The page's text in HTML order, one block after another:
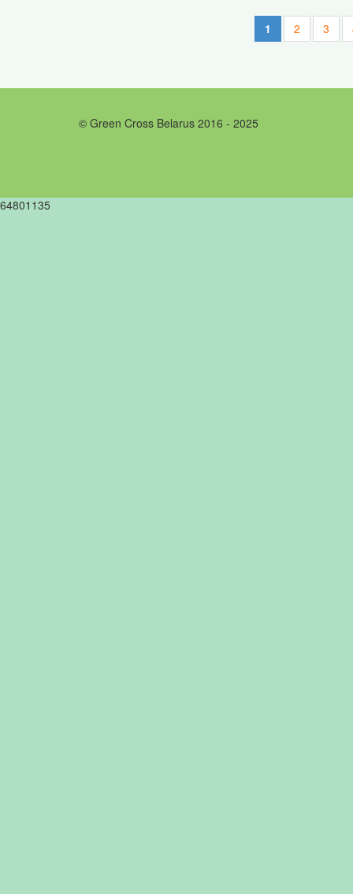
1 2 3
© Green Cross Belarus 2016 - 2025
64801135